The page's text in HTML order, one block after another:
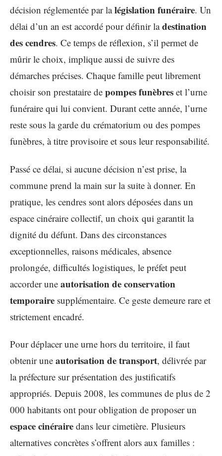
décision réglementée par lalégislation funéraire. Un
délai d’un an est accordé pour définir ladestination
des cendres. Ce temps de réflexion, s’il permet de
mûrir le choix, implique aussi de suivre des
démarches précises. Chaque famille peut librement
choisir son prestataire de pompes funèbres et l’urne
funéraire qui lui convient. Durant cette année, l’urne
reste sous la garde du crématorium ou des pompes
funèbres, à titre provisoire et sous leur responsabilité.
Passé ce délai, si aucune décision n’est prise, la
commune prend la main sur la suite à donner. En
pratique, les cendres sont alors déposées dans un
espace cinéraire collectif, un choix qui garantit la
dignité du défunt. Dans des circonstances
exceptionnelles, raisons médicales, absence
prolongée, difficultés logistiques, le préfet peut
accorder une autorisation de conservation
temporaire supplémentaire. Ce geste demeure rare et
strictement encadré.
Pour déplacer une urne hors du territoire, il faut
obtenir une autorisation de transport, délivrée par
la préfecture sur présentation des justificatifs
appropriés. Depuis 2008, les communes de plus de 2
000 habitants ont pour obligation de proposer un
espace cinéraire dans leur cimetière. Plusieurs
alternatives concrètes s’offrent alors aux familles :